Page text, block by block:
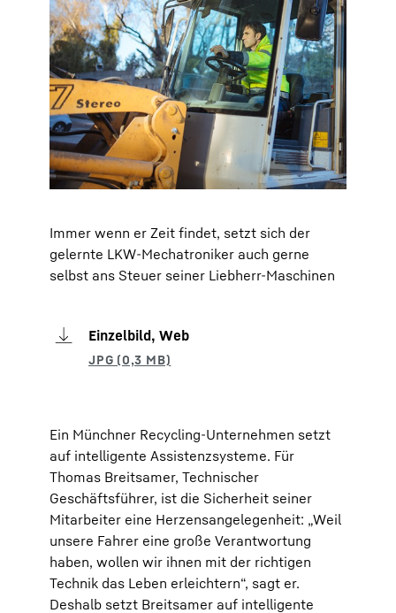
Immer wenn er Zeit findet, setzt sich der
gelernte LKW-Mechatroniker auch gerne
selbst ans Steuer seiner Liebherr-Maschinen
Einzelbild, Web
Ein Münchner Recycling-Unternehmen setzt
auf intelligente Assistenzsysteme. Für
Thomas Breitsamer, Technischer
Geschäftsführer, ist die Sicherheit seiner
Mitarbeiter eine Herzensangelegenheit: „Weil
unsere Fahrer eine große Verantwortung
haben, wollen wir ihnen mit der richtigen
Technik das Leben erleichtern“, sagt er.
Deshalb setzt Breitsamer auf intelligente